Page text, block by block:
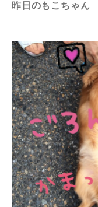
昨日のもこちゃん